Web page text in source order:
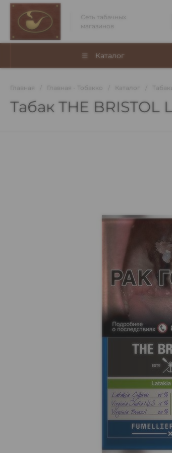
Сеть табачных
магазинов
Каталог
Главная Главная - Тобакко Каталог
Табак THE